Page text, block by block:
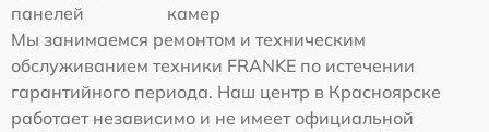
панелей
камер
Мы занимаемся ремонтом и техническим
обслуживанием техники FRANKE по истечении
гарантийного периода. Наш центр в Красноярске
работает независимо и не имеет официальной